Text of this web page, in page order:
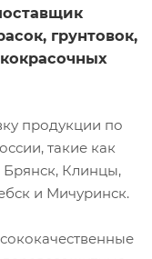
грунтовок,
продукции по
такие как
Брянск, Клинцы,
и Мичуринск.